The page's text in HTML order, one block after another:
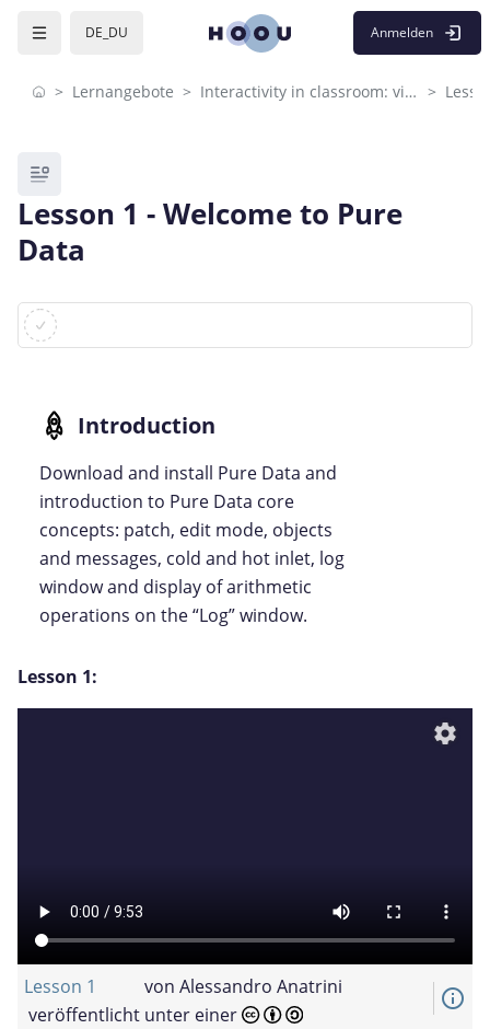
Skip to sidebar navigation menu
Skip to mobile navigation menu
DE_DU Anmelden
Lernangebote Interactivity in classroom: visual programming
Blöcke
Lesson 1 - Welcome to Pure
Data
Blöcke
Abschlussbedingungen
Download and install Pure Data and
introduction to Pure Data core
concepts: patch, edit mode, objects
and messages, cold and hot inlet, log
window and display of arithmetic
operations on the “Log” window.
Lesson 1:
settings
Lesson 1 von Alessandro Anatrini
veröffentlicht unter einer
info_outline